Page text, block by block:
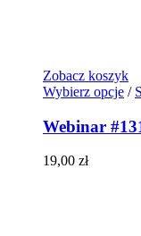
Zobacz koszyk
Wybierz opcje /
Webinar
19,00 zł